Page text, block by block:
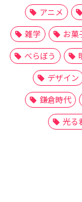
アニメ
雑学
お菓
べらぼう
デザイン
鎌倉時代
光る